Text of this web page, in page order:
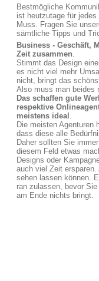
Bestmögliche
ist heutzutage für
Muss. Fragen Sie
sämtliche Tipps und
Business - Geschäft,
Zeit zusammen.
Stimmt das Design
es nicht viel mehr
nicht, bringt das
Also muss man beides
Das schaffen gute
respektive
meistens ideal .
Die meisten Agenturen
dass diese alle
Daher sollten Sie
diesem Feld etwas
Designs oder
auch viel Zeit
sehen lassen können.
ran zulassen, bevor
am Ende nichts bringt.